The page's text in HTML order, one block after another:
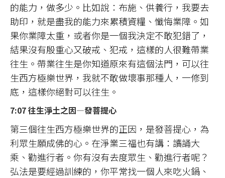
的能力，做多少。比如說：布施、供養行，我要去
助印，就是盡我的能力來累積資糧、懺悔業障。如
果你業障太重，或者你是一個我決定不敢犯錯了，
結果沒有殷重心又破戒、犯戒，這樣的人很難帶業
往生。帶業往生是你知道原來有這個法門，可以往
生西方極樂世界，我就不敢做壞事那種人，一修到
底，這樣你絕對可以往生。
7:07 往生淨土之因—發菩提心
第三個往生西方極樂世界的正因，是發菩提心，為
利眾生願成佛的心。在淨業三福也有講：讀誦大
乘、勸進行者。你有沒有去度眾生、勸進行者呢？
弘法是要經過訓練的，你平常找一個人來吃火鍋、